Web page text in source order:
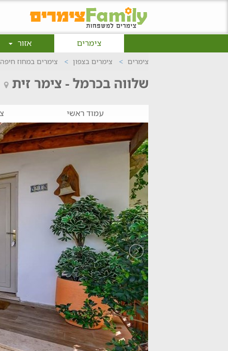
צימרים
אזור
צימרים צימרים בצפון צימרים במחוז חיפה
שלווה בכרמל - צימר זית
עמוד ראשי